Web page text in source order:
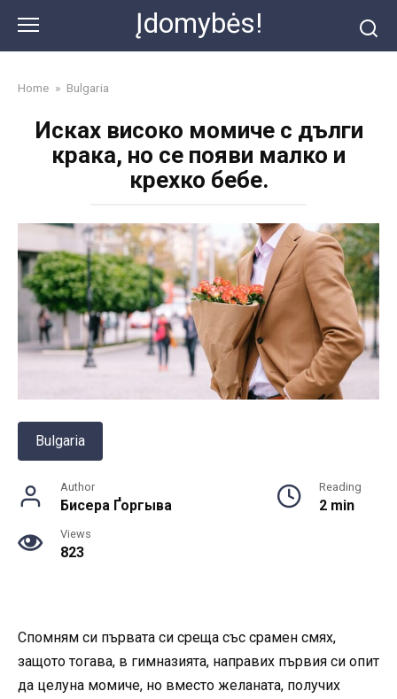
content
Įdomybės!
Home » Bulgaria
Исках високо момиче с дълги
крака, но се появи малко и
крехко бебе.
Bulgaria
Author
Бисера Ґоргыва
Reading
2 min
Views
823
Спомням си първата си среща със срамен смях,
защото тогава, в гимназията, направих първия си опит
да целуна момиче, но вместо желаната, получих